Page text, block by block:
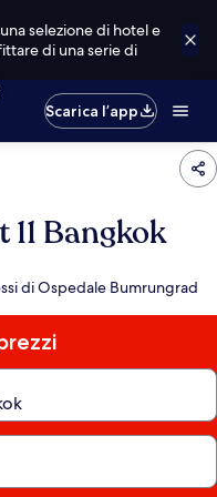
selezione di hotel e
di una serie di
Scarica l’app
Bangkok
di Ospedale Bumrungrad